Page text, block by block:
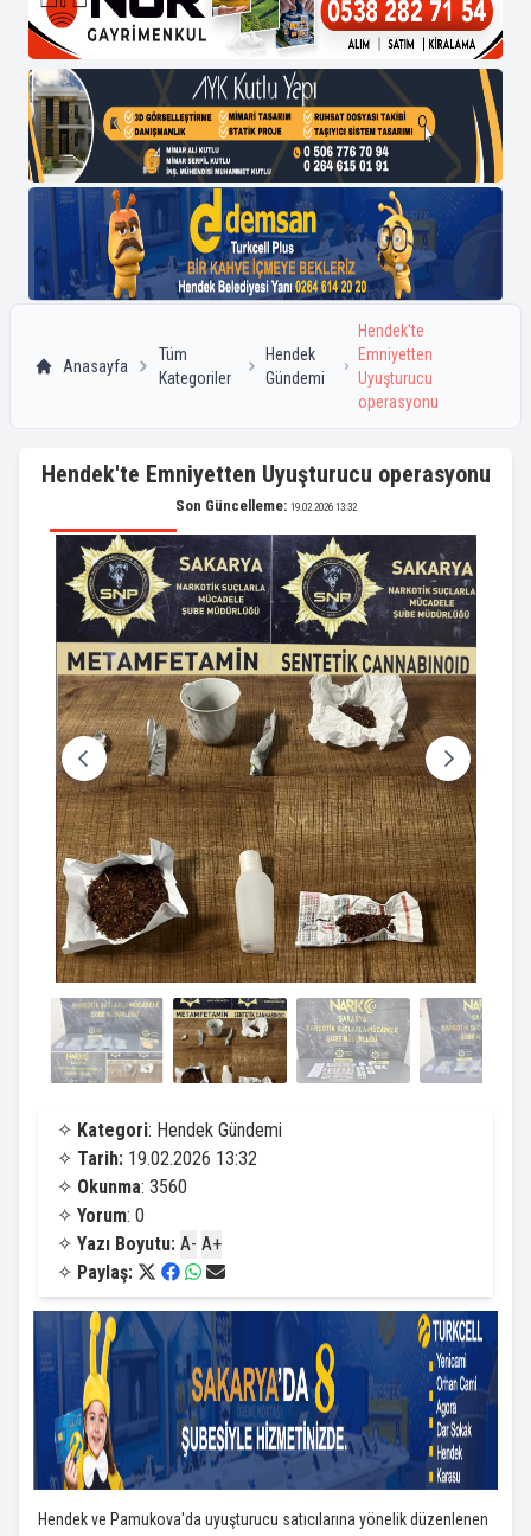
Anasayfa
Tüm
Kategoriler
Hendek
Gündemi
Hendek'te
Emniyetten
Uyuşturucu
operasyonu
Hendek'te Emniyetten Uyuşturucu operasyonu
Son Güncelleme: 19.02.2026 13:32
✧ Kategori: Hendek Gündemi
✧ Tarih: 19.02.2026 13:32
✧ Okunma: 3560
✧ Yorum: 0
✧ Yazı Boyutu: A- A+
✧ Paylaş:
Hendek ve Pamukova'da uyuşturucu satıcılarına yönelik düzenlenen